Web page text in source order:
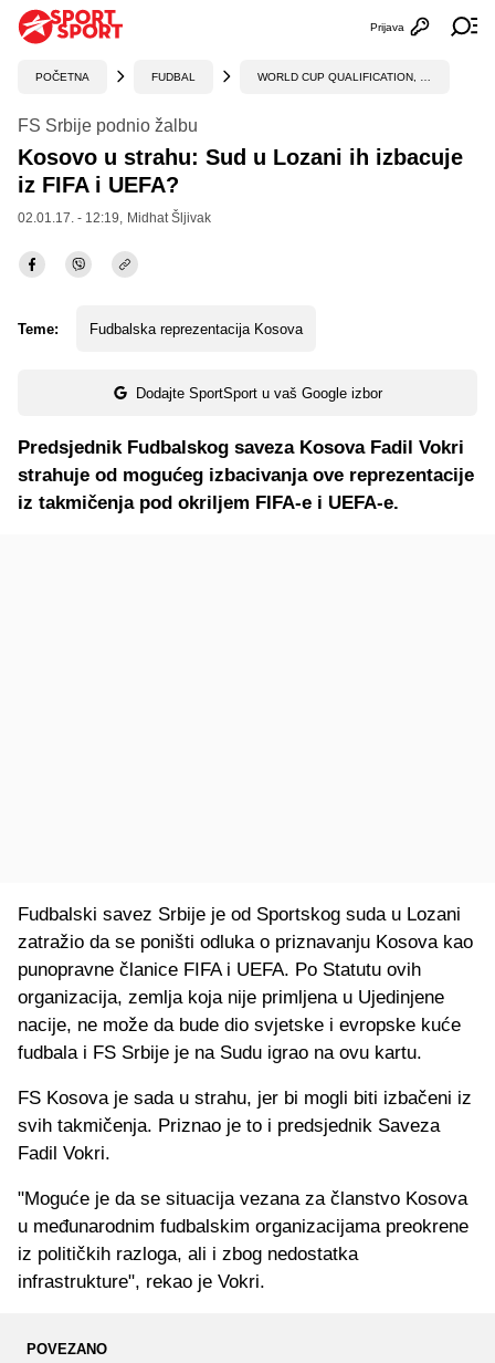
Otvori
Prijava
POČETNA FUDBAL
FS Srbije podnio žalbu
Kosovo u strahu: Sud u Lozani ih izbacuje
iz FIFA i UEFA?
02.01.17. - 12:19, Midhat Šljivak
Teme: Fudbalska reprezentacija Kosova
Dodajte SportSport u vaš Google izbor
Predsjednik Fudbalskog saveza Kosova Fadil Vokri
strahuje od mogućeg izbacivanja ove reprezentacije
iz takmičenja pod okriljem FIFA-e i UEFA-e.
Fudbalski savez Srbije je od Sportskog suda u Lozani
zatražio da se poništi odluka o priznavanju Kosova kao
punopravne članice FIFA i UEFA. Po Statutu ovih
organizacija, zemlja koja nije primljena u Ujedinjene
nacije, ne može da bude dio svjetske i evropske kuće
fudbala i FS Srbije je na Sudu igrao na ovu kartu.
FS Kosova je sada u strahu, jer bi mogli biti izbačeni iz
svih takmičenja. Priznao je to i predsjednik Saveza
Fadil Vokri.
"Moguće je da se situacija vezana za članstvo Kosova
u međunarodnim fudbalskim organizacijama preokrene
iz političkih razloga, ali i zbog nedostatka
infrastrukture", rekao je Vokri.
POVEZANO